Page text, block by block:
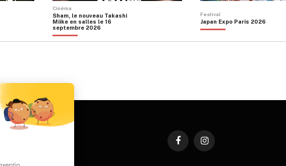
Cinéma
Sham, le nouveau Takashi
Miike en salles le 16
septembre 2026
Festival
Japan Expo Paris 2026
FacebookInstagram